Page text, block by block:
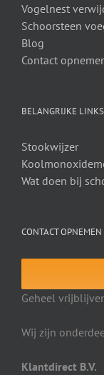
Vogelnest
Schoorsteen
Blog
Contact
BELANGRIJKE
Stookwijzer
Wat doen bij
CONTACT OPNEMEN
Geheel
Wij zijn
Klantdirect B.V.